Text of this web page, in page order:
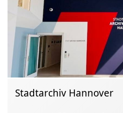
Stadtarchiv Hannover